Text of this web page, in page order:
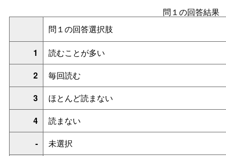
問１の回答結果
問１の回答選択肢
1
読むことが多い
2
毎回読む
3
ほとんど読まない
4
読まない
-
未選択